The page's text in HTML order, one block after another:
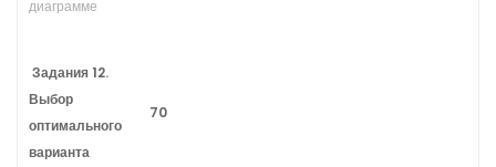
диаграмме
Задания 12.
Выбор
оптимального
варианта
70